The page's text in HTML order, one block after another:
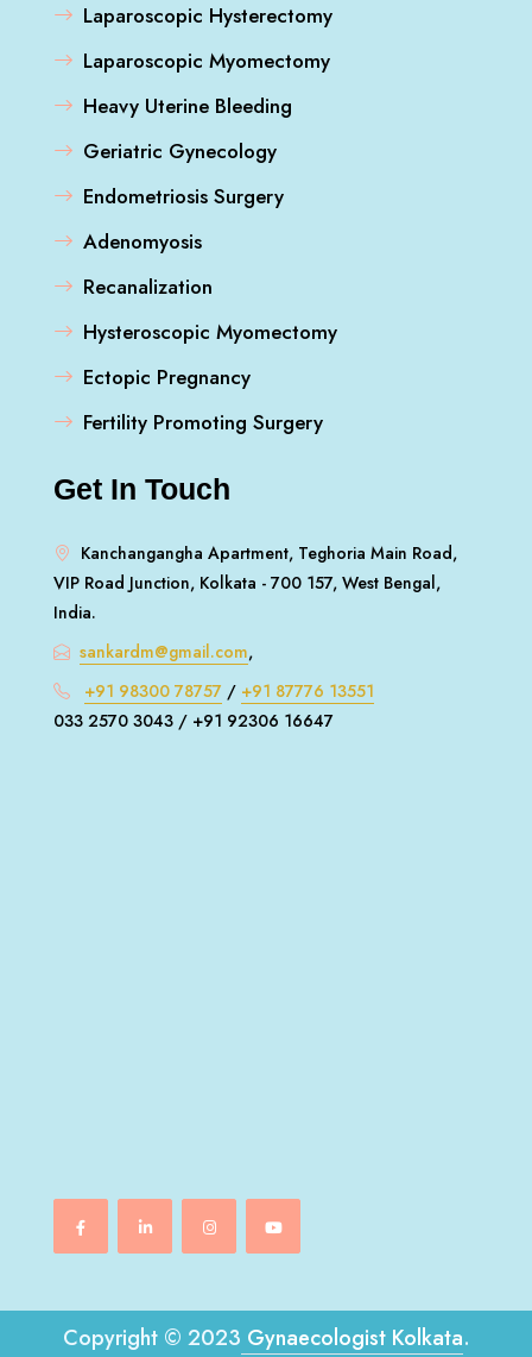
Laparoscopic Hysterectomy
Laparoscopic Myomectomy
Heavy Uterine Bleeding
Geriatric Gynecology
Endometriosis Surgery
Adenomyosis
Recanalization
Hysteroscopic Myomectomy
Ectopic Pregnancy
Fertility Promoting Surgery
Get In Touch
Kanchangangha Apartment, Teghoria Main Road,
VIP Road Junction, Kolkata - 700 157, West Bengal,
India.
sankardm@gmail.com,
+91 98300 78757 / +91 87776 13551
033 2570 3043 / +91 92306 16647
Copyright © 2023 Gynaecologist Kolkata.